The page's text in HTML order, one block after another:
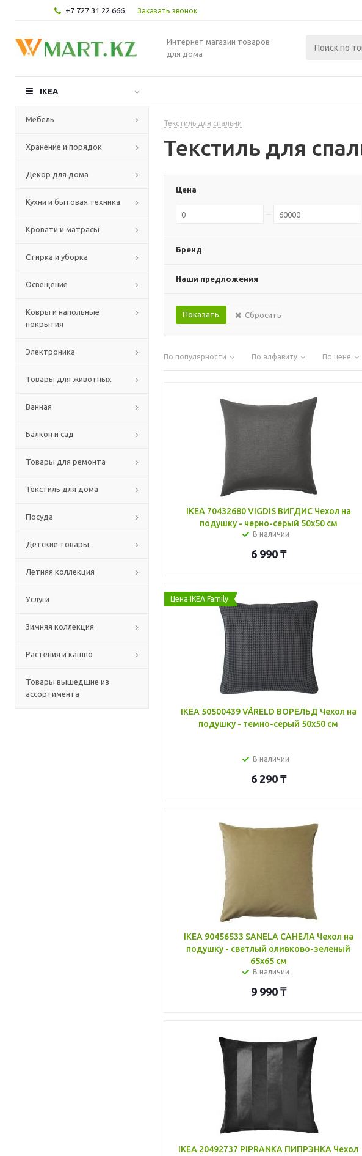
+7 727 31 22 666 Заказать звонок
Интернет магазин товаров
для дома
IKEA
Мебель
Хранение и порядок
Декор для дома
Кухни и бытовая техника
Кровати и матрасы
Стирка и уборка
Освещение
Ковры и напольные
покрытия
Электроника
Товары для животных
Ванная
Балкон и сад
Товары для ремонта
Текстиль для дома
Посуда
Детские товары
Летняя коллекция
Услуги
Зимняя коллекция
Растения и кашпо
Товары вышедшие из
ассортимента
Текстиль для спальни
Текстиль для
Цена
Бренд
Наши предложения
Сбросить
По популярности По алфавиту По цене
IKEA 70432680 VIGDIS ВИГДИС Чехол на
подушку - черно-серый 50x50 см
В наличии
6 990₸
Цена IKEA Family
IKEA 50500439 VÅRELD ВОРЕЛЬД Чехол на
подушку - темно-серый 50x50 см
В наличии
6 290₸
IKEA 90456533 SANELA САНЕЛА Чехол на
подушку - светлый оливково-зеленый
65x65 см
В наличии
9 990₸
IKEA 20492737 PIPRANKA ПИПРЭНКА Чехол